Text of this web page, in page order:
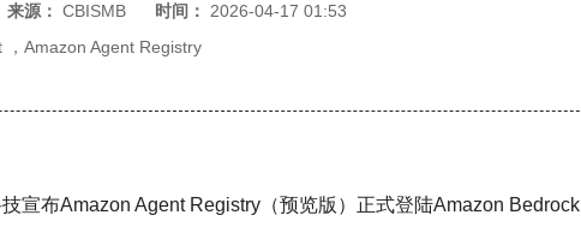
来源： CBISMB 时间： 2026-04-17 01:53
， Amazon Agent Registry
宣布Amazon Agent Registry（预览版）正式登陆Amazon Bedrock